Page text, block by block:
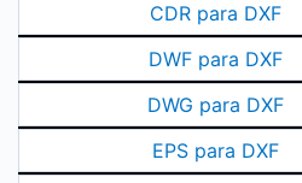
CDR para DXF
DWF para DXF
DWG para DXF
EPS para DXF